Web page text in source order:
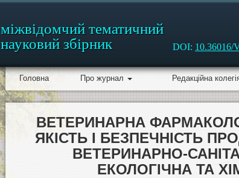
міжвідомчий тематичний
науковий збірник
DOI: 10.36016/
Головна Про журнал Редакційна
ВЕТЕРИНАРНА
ЯКІСТЬ І БЕЗПЕЧНІСТЬ
ВЕТЕРИНАРНО-
ЕКОЛОГІЧНА ТА